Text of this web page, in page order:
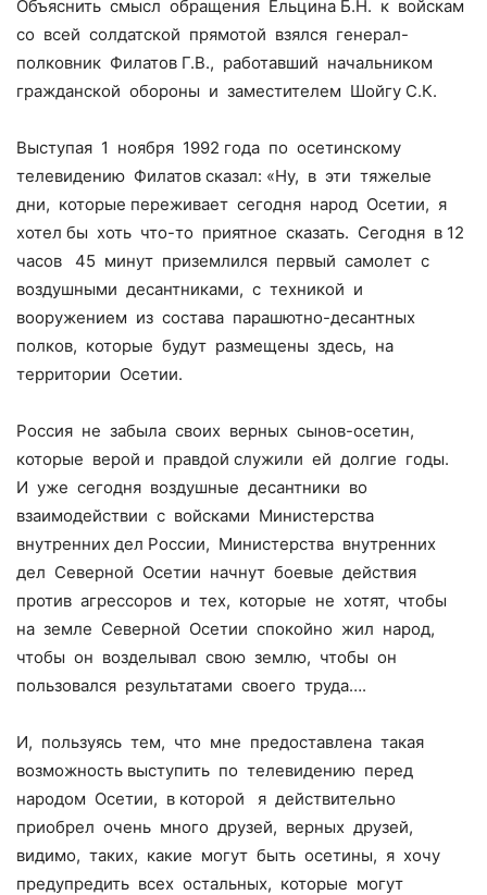
Объяснить смысл обращения Ельцина Б.Н. к войскам
со всей солдатской прямотой взялся генерал-
полковник Филатов Г.В., работавший начальником
гражданской обороны и заместителем Шойгу С.К.
Выступая 1 ноября 1992 года по осетинскому
телевидению Филатов сказал: «Ну, в эти тяжелые
дни, которые переживает сегодня народ Осетии, я
хотел бы хоть что-то приятное сказать. Сегодня в 12
часов 45 минут приземлился первый самолет с
воздушными десантниками, с техникой и
вооружением из состава парашютно-десантных
полков, которые будут размещены здесь, на
территории Осетии.
Россия не забыла своих верных сынов-осетин,
которые верой и правдой служили ей долгие годы.
И уже сегодня воздушные десантники во
взаимодействии с войсками Министерства
внутренних дел России, Министерства внутренних
дел Северной Осетии начнут боевые действия
против агрессоров и тех, которые не хотят, чтобы
на земле Северной Осетии спокойно жил народ,
чтобы он возделывал свою землю, чтобы он
пользовался результатами своего труда….
И, пользуясь тем, что мне предоставлена такая
возможность выступить по телевидению перед
народом Осетии, в которой я действительно
приобрел очень много друзей, верных друзей,
видимо, таких, какие могут быть осетины, я хочу
предупредить всех остальных, которые могут